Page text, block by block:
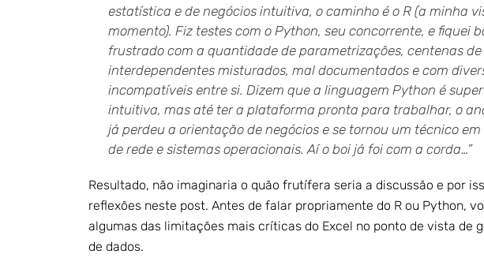
estatística e de negócios intuitiva, o caminho é o R (a minha
momento). Fiz testes com o Python, seu concorrente, e fiquei
frustrado com a quantidade de parametrizações, centenas
interdependentes misturados, mal documentados e com
incompatíveis entre si. Dizem que a linguagem Python é
intuitiva, mas até ter a plataforma pronta para trabalhar, o
já perdeu a orientação de negócios e se tornou um técnico
de rede e sistemas operacionais.Aí o boi já foi com a corda…”
Resultado, não imaginaria o quão frutífera seria a discussão e por
reflexões neste post. Antes de falar propriamente do R ou Python,
algumas das limitações mais críticas do Excel no ponto de vista de
de dados.